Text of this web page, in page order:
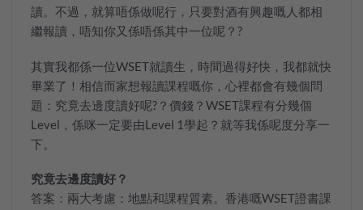
讀。不過，就算唔係做呢行，只要對酒有興趣嘅人都相
繼報讀，唔知你又係唔係其中一位呢？ ?
其實我都係一位WSET就讀生，時間過得好快，我都就快
畢業了！相信而家想報讀課程嘅你，心裡都會有幾個問
題：究竟去邊度讀好呢?？價錢？ WSET課程有分幾個
Level ，係咪一定要由Level 1學起？就等我係呢度分享一
下。
究竟去邊度讀好？
答案：兩大考慮：地點和課程質素。香港嘅WSET證書課